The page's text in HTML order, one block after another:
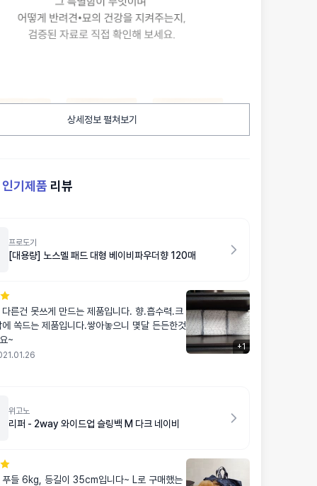
상세정보 펼쳐보기
인기제품 리뷰
프로도기
[대용량] 노스멜 패드 대형 베이비파우더향 120매
른건 못쓰게 만드는 제품입니다. 향.흡수력.크
쏙드는 제품입니다.쌓아놓으니 몇달 든든한것
~
+1
위고노
리퍼 - 2way 와이드업 슬링백 M 다크 네이비
푸들 6kg, 등길이 35cm입니다~ L로 구매했는